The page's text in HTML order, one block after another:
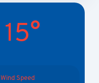
15°
Wind Speed